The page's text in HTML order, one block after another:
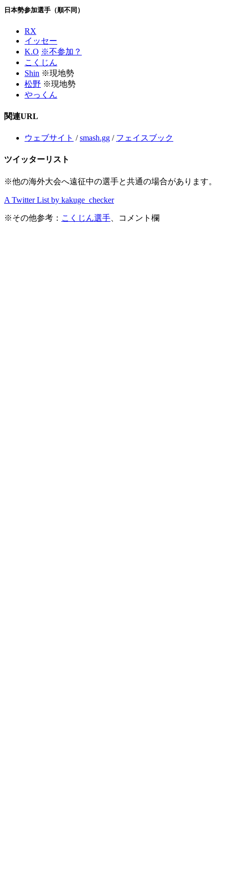
日本勢参加選手（順不同）
RX
イッセー
K.O ※不参加？
こくじん
Shin ※現地勢
松野 ※現地勢
やっくん
関連URL
ウェブサイト /smash.gg / フェイスブック
ツイッターリスト
※他の海外大会へ遠征中の選手と共通の場合があります。
A Twitter List by kakuge_checker
※その他参考： こくじん選手 、コメント欄